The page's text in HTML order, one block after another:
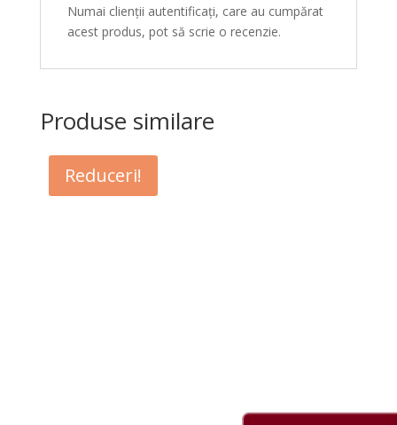
Numai clienții autentificați, care au cumpărat
acest produs, pot să scrie o recenzie.
Produse similare
Reduceri!